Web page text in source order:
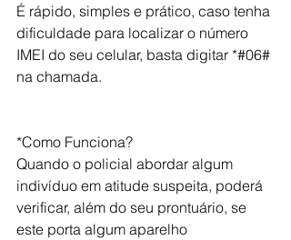
É rápido, simples e prático, caso tenha
dificuldade para localizar o número
IMEI do seu celular, basta digitar *#06#
na chamada.
*Como Funciona?
Quando o policial abordar algum
indivíduo em atitude suspeita, poderá
verificar, além do seu prontuário, se
este porta algum aparelho